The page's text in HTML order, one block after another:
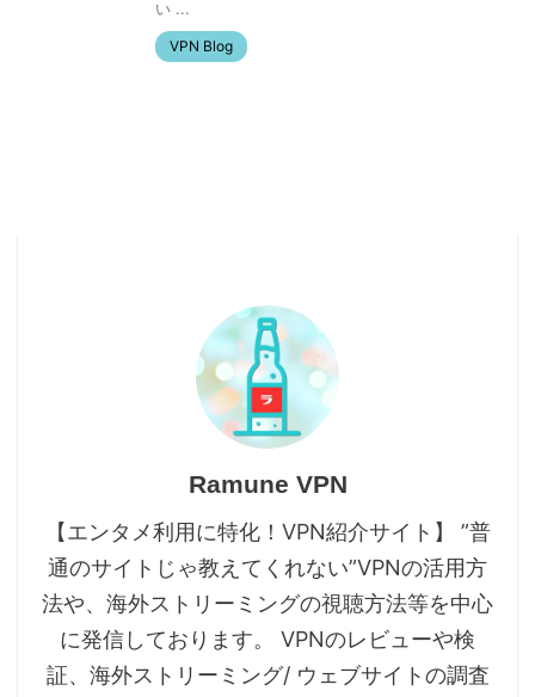
い ...
VPN Blog
Ramune VPN
【エンタメ利用に特化！VPN紹介サイト】 ”普
通のサイトじゃ教えてくれない”VPNの活用方
法や、海外ストリーミングの視聴方法等を中心
に発信しております。 VPNのレビューや検
証、海外ストリーミング/ ウェブサイトの調査